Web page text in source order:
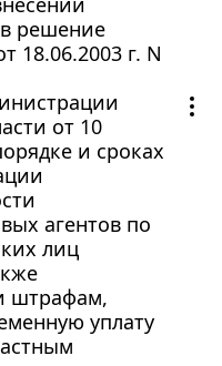
решение
18.06.2003 г. N
от 10
и сроках
агентов по
лиц
штрафам,
уплату